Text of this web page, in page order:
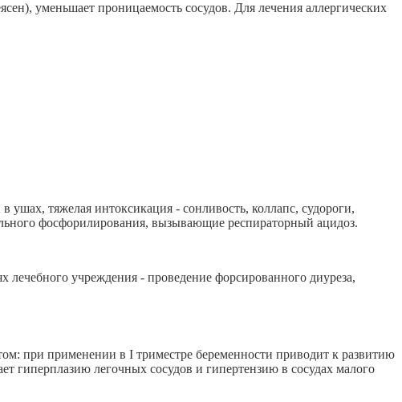
уменьшает проницаемость сосудов. Для лечения аллергических
тяжелая интоксикация - сонливость, коллапс, судороги,
фосфорилирования, вызывающие респираторный ацидоз.
лечебного учреждения - проведение форсированного диуреза,
при применении в I триместре беременности приводит к развитию
гиперплазию легочных сосудов и гипертензию в сосудах малого